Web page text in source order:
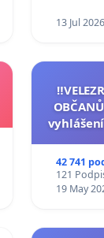
13 Jul 2026
na
žaloby
42 741
121
19 May